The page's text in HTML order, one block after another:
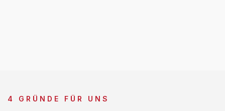
4 GRÜNDE FÜR UNS